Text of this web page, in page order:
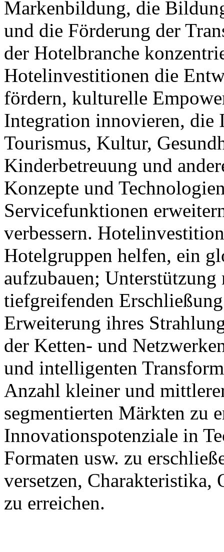
Markenbildung, die
und die Förderung der
der Hotelbranche
Hotelinvestitionen die
fördern, kulturelle
Integration innovieren,
Tourismus, Kultur,
Kinderbetreuung und
Konzepte und
Servicefunktionen
verbessern.
Hotelgruppen helfen, ein
aufzubauen;
tiefgreifenden
Erweiterung ihres
der Ketten- und
und intelligenten
Anzahl kleiner und
segmentierten Märkten zu
Innovationspotenziale in
Formaten usw. zu
versetzen,
zu erreichen.